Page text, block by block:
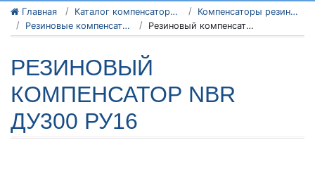
Главная Каталог компенсаторов
Компенсаторы резиновые антивибрационные
Резиновые компенсаторы NBR
Резиновый компенсатор NBR Ду300 Ру16
РЕЗИНОВЫЙ
КОМПЕНСАТОР NBR
ДУ300 РУ16